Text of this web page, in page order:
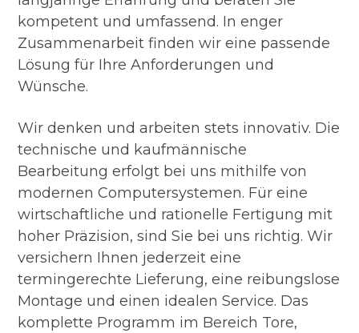
kompetent und umfassend. In enger
Zusammenarbeit finden wir eine passende
Lösung für Ihre Anforderungen und
Wünsche.
Wir denken und arbeiten stets innovativ. Die
technische und kaufmännische
Bearbeitung erfolgt bei uns mithilfe von
modernen Computersystemen. Für eine
wirtschaftliche und rationelle Fertigung mit
hoher Präzision, sind Sie bei uns richtig. Wir
versichern Ihnen jederzeit eine
termingerechte Lieferung, eine reibungslose
Montage und einen idealen Service. Das
komplette Programm im Bereich Tore,